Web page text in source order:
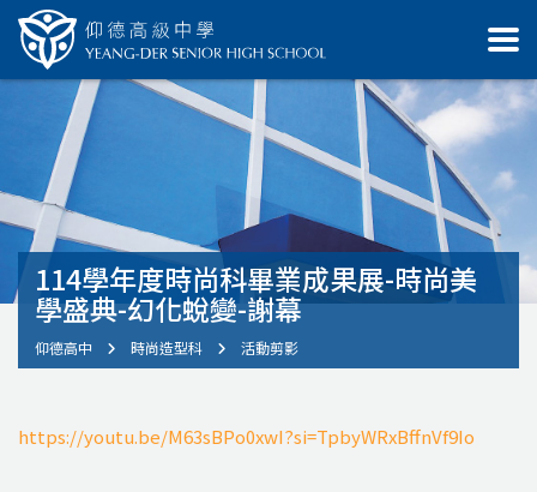
114學年度時尚科畢業成果展-時尚美
學盛典-幻化蛻變-謝幕
仰德高中 時尚造型科 活動剪影
https://youtu.be/M63sBPo0xwI?si=TpbyWRxBffnVf9Io